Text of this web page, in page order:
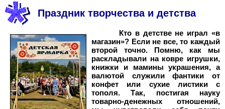
Праздник творчества и детства
Кто в детстве не играл «в
магазин»? Если не все, то каждый
второй точно. Помню, как мы
раскладывали на ковре игрушки,
книжки и мамины украшения, а
валютой служили фантики от
конфет или сухие листики с
тополя. Так, постигая науку
товарно-денежных отношений,